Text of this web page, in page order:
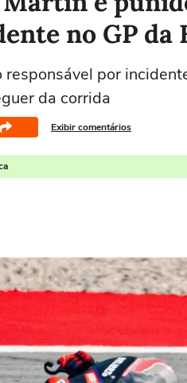
no GP da
por
da corrida
Exibir comentários